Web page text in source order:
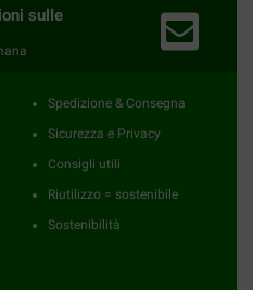
sulle
Spedizione & Consegna
Sicurezza e Privacy
Consigli utili
Riutilizzo = sostenibile
Sostenibilità